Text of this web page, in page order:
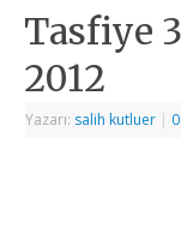
Tasfiye
2012
Yazarı: salih kutluer |